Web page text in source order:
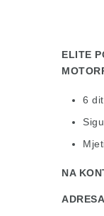
ELITE
6
NA